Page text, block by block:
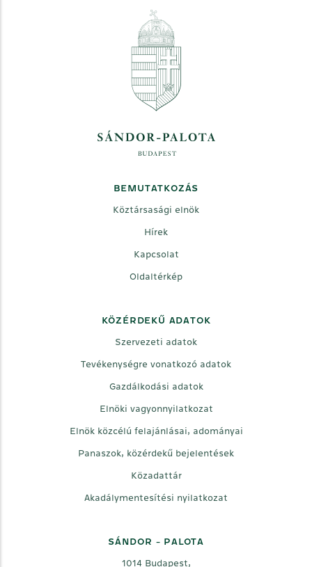
BEMUTATKOZÁS
Köztársasági elnök
Hírek
Kapcsolat
Oldaltérkép
KÖZÉRDEKŰ ADATOK
Szervezeti adatok
Tevékenységre vonatkozó adatok
Gazdálkodási adatok
Elnöki vagyonnyilatkozat
Elnök közcélú felajánlásai, adományai
Panaszok, közérdekű bejelentések
Közadattár
Akadálymentesítési nyilatkozat
SÁNDOR - PALOTA
1014 Budapest,